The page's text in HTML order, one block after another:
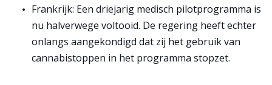
Frankrijk: Een driejarig medisch pilotprogramma is
nu halverwege voltooid. De regering heeft echter
onlangs aangekondigd dat zij het gebruik van
cannabistoppen in het programma stopzet.